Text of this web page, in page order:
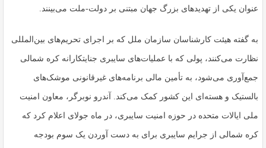
عنوان یکی از تهدیدهای بزرگ جهان مبتنی بر دولت-ملت می‌بینند.
به گفته هیئت کارشناسان سازمان ملل که بر اجرای تحریم‌های بین‌المللی
نظارت می‌کنند، پولی که با عملیات‌های سایبری جنایتکارانه کره شمالی
جمع‌آوری می‌شود، به تأمین مالی برنامه‌های غیرقانونی موشک‌های
بالستیک و هسته‌ای این کشور کمک می‌کند. آندرو نوبرگر، معاون امنیت
ملی ایالات متحده در حوزه امنیت سایبری، در ماه جولای اعلام کرد که
کره شمالی از جرایم سایبری برای به دست آوردن یک سوم بودجه